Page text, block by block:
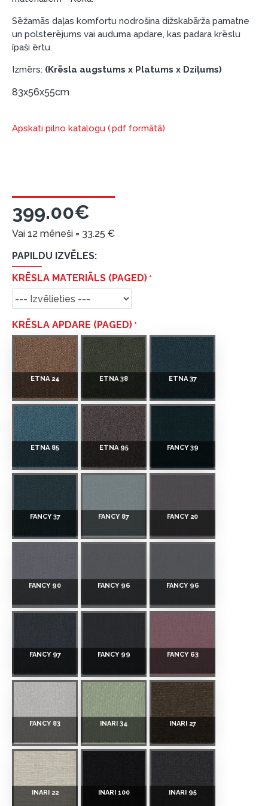
nepieciešams Smart-ID, eParaksts eID, eParaksts
eID mobile, ESTO konts vai banka Swedbank,
Luminor, SEB vai Citadele).
Līguma nosacījumi:
Līzinga līgumu drīkst parakstīt tikai tā persona,
kura ir norādīta kredīta saņemšanas līgumā.
Pirms kredīta noformēšanas, lūdzam iepazīties ar
Aicinām aizņemties atbildīgi! Pirms aizņemties,
lūdzu, izvērtējiet savas finansiālās iespējas.
Sēžamās daļas komfortu nodrošina dižskabārža pamatne
un polsterējums vai auduma apdare, kas padara krēslu
īpaši ērtu.
Izmērs: (Krēsla augstums x Platums x Dziļums)
83x56x55cm
Apskati pilno katalogu (.pdf formātā)
399.00€
Vai 12 mēneši = 33.25 €
PAPILDU IZVĒLES:
KRĒSLA MATERIĀLS (PAGED)
KRĒSLA APDARE (PAGED)
ETNA 24 ETNA 38 ETNA 37
ETNA 85 ETNA 95 FANCY 39
FANCY 37 FANCY 87 FANCY 20
FANCY 90 FANCY 96 FANCY 96
FANCY 97 FANCY 99 FANCY 63
FANCY 83 INARI 34 INARI 27
INARI 22 INARI 100 INARI 95